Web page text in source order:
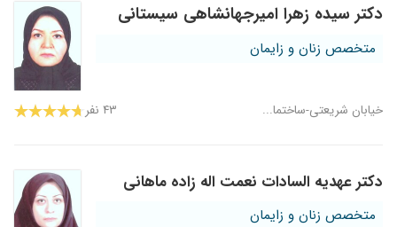
دکتر سیده زهرا امیرجهانشاهی سیستانی
متخصص زنان و زایمان
خیابان شریعتی-ساختما... ۴۳ نفر
دکتر عهدیه السادات نعمت اله زاده ماهانی
متخصص زنان و زایمان